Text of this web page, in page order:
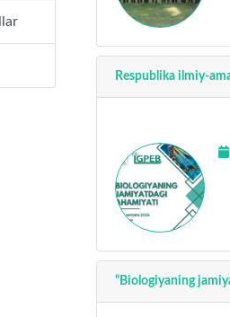
Respublika ilmiy-
“Biologiyaning